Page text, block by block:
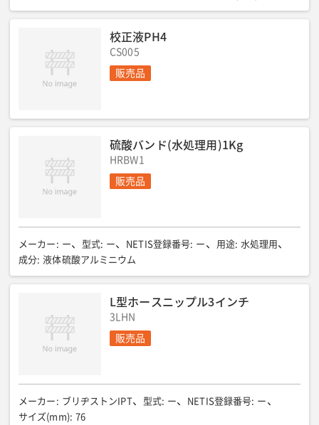
校正液PH4
CS005
販売品
硫酸バンド(水処理用)1Kg
HRBW1
販売品
メーカー : ー 型式: ー NETIS登録番号: ー 用途: 水処理用
成分: 液体硫酸アルミニウム
L型ホースニップル3インチ
3LHN
販売品
メーカー : ブリヂストンIPT 型式: ー NETIS登録番号: ー
サイズ(mm): 76